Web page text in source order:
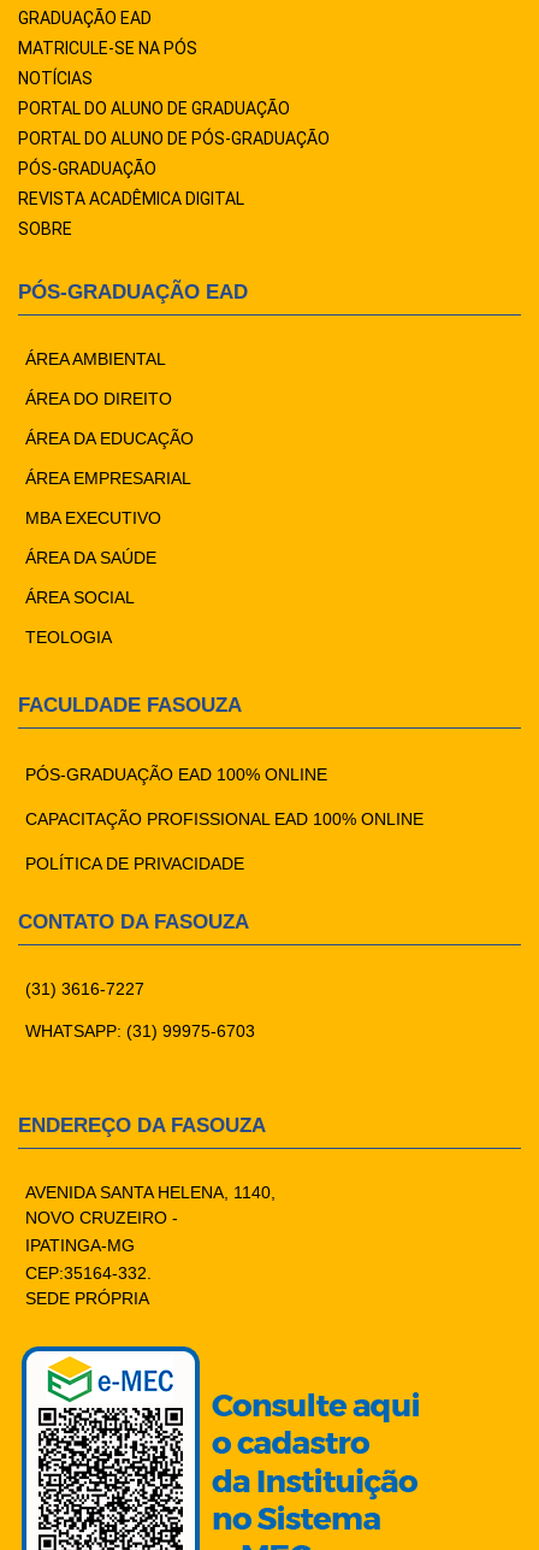
GRADUAÇÃO EAD
MATRICULE-SE NA PÓS
NOTÍCIAS
PORTAL DO ALUNO DE GRADUAÇÃO
PORTAL DO ALUNO DE PÓS-GRADUAÇÃO
PÓS-GRADUAÇÃO
REVISTA ACADÊMICA DIGITAL
SOBRE
PÓS-GRADUAÇÃO EAD
ÁREA AMBIENTAL
ÁREA DO DIREITO
ÁREA DA EDUCAÇÃO
ÁREA EMPRESARIAL
MBA EXECUTIVO
ÁREA DA SAÚDE
ÁREA SOCIAL
TEOLOGIA
FACULDADE FASOUZA
PÓS-GRADUAÇÃO EAD 100% ONLINE
CAPACITAÇÃO PROFISSIONAL EAD 100% ONLINE
POLÍTICA DE PRIVACIDADE
CONTATO DA FASOUZA
(31) 3616-7227
WHATSAPP: (31) 99975-6703
ENDEREÇO DA FASOUZA
AVENIDA SANTA HELENA, 1140,
NOVO CRUZEIRO -
IPATINGA-MG
CEP:35164-332.
SEDE PRÓPRIA